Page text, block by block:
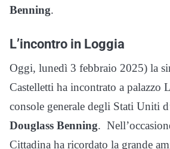
Benning.
L’incontro in Loggia
Oggi, lunedì 3 febbraio 2025) la
Castelletti ha incontrato a palazzo
console generale degli Stati Uniti
Douglass Benning.
Cittadina ha ricordato la grande